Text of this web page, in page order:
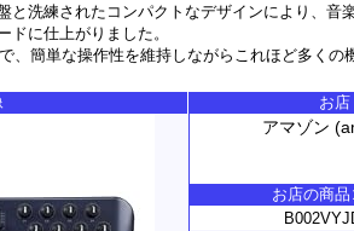
と洗練されたコンパクトなデザインにより、音
ドに仕上がりました。
、簡単な操作性を維持しながらこれほど多くの
お店
アマゾン
お店の商品